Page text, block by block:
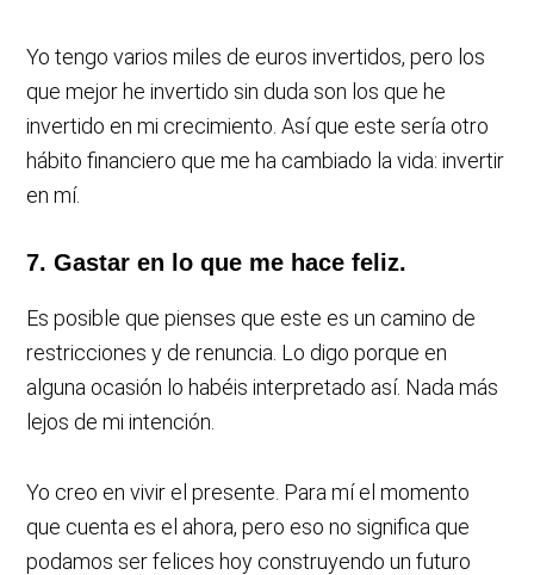
Yo tengo varios miles de euros invertidos, pero los
que mejor he invertido sin duda son los que he
invertido en mi crecimiento. Así que este sería otro
hábito financiero que me ha cambiado la vida: invertir
en mí.
7. Gastar en lo que me hace feliz.
Es posible que pienses que este es un camino de
restricciones y de renuncia. Lo digo porque en
alguna ocasión lo habéis interpretado así. Nada más
lejos de mi intención.
Yo creo en vivir el presente. Para mí el momento
que cuenta es el ahora, pero eso no significa que
podamos ser felices hoy construyendo un futuro